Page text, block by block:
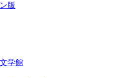
版
学館